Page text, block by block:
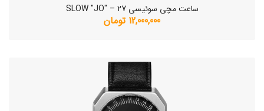
ساعت مچی سوئیسی SLOW "JO" – 27
12,000,000 تومان